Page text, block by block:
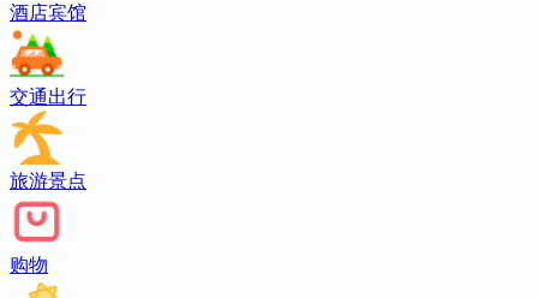
酒店宾馆
交通出行
旅游景点
购物